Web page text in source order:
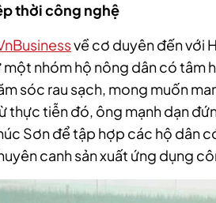
thời công nghệ
về cơ duyên đến với
nhóm hộ nông dân có tâm
sóc rau sạch, mong muốn
thực tiễn đó, ông mạnh dạn
Sơn để tập hợp các hộ dân
canh sản xuất ứng dụng